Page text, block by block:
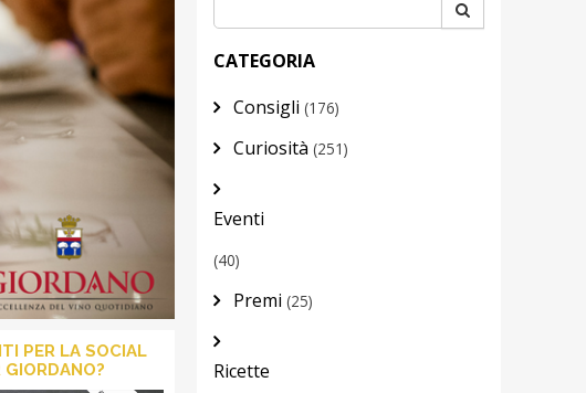
PER LA SOCIAL
GIORDANO?
CATEGORIA
Consigli (176)
Curiosità (251)
Eventi
(40)
Premi (25)
Ricette